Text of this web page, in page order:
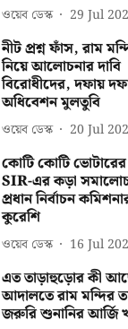
ওয়েব ডেস্ক 29 Jul
নীট প্রশ্ন ফাঁস, রাম
নিয়ে আলোচনার দাবি
বিরোধীদের, দফায়
অধিবেশন মুলতুবি
ওয়েব ডেস্ক 20 Jul
কোটি কোটি ভোটারের
SIR-এর কড়া
প্রধান নির্বাচন
কুরেশি
ওয়েব ডেস্ক 16 Jul
এত তাড়াহুড়োর কী
আদালতে রাম মন্দির
জরুরি শুনানির আর্জি